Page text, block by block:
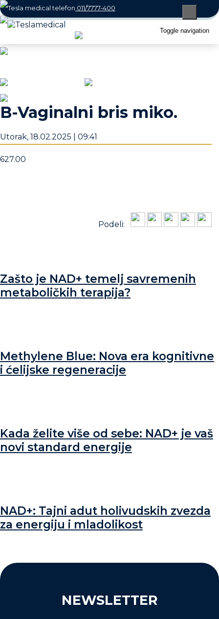
011/7777-400
Toggle navigation
B-Vaginalni bris miko.
Utorak, 18.02.2025 | 09:41
627.00
Podeli:
Zašto je NAD+ temelj savremenih
metaboličkih terapija?
Methylene Blue: Nova era kognitivne
i ćelijske regeneracije
Kada želite više od sebe: NAD+ je vaš
novi standard energije
NAD+: Tajni adut holivudskih zvezda
za energiju i mladolikost
NEWSLETTER